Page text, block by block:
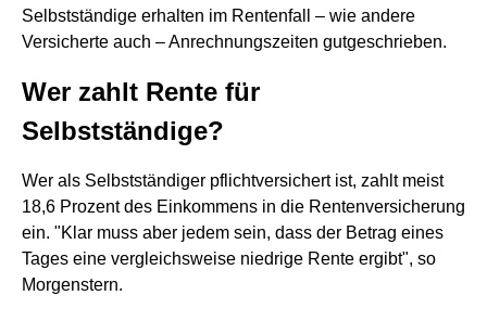
Selbstständige erhalten im Rentenfall – wie andere
Versicherte auch – Anrechnungszeiten gutgeschrieben.
Wer zahlt Rente für
Selbstständige?
Wer als Selbstständiger pflichtversichert ist, zahlt meist
18,6 Prozent des Einkommens in die Rentenversicherung
ein. "Klar muss aber jedem sein, dass der Betrag eines
Tages eine vergleichsweise niedrige Rente ergibt", so
Morgenstern.